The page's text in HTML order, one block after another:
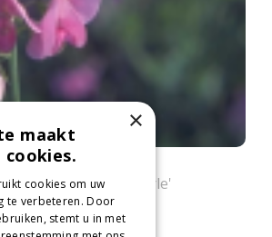
Brede lathyrus
latifolius 'Rosa Perle'
×
maakt
cookies.
cookies om uw
te verbeteren. Door
stemt u in met